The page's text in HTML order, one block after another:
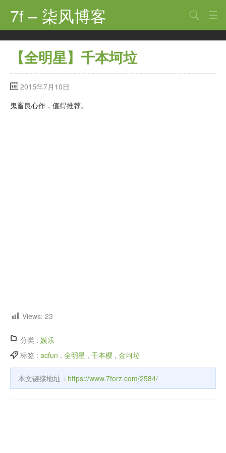
7f – 柒风博客
首页
软件·技术
手机·数码
科技·探索
搜索
【全明星】千本坷垃
2015年7月10日
鬼畜良心作，值得推荐。
Views: 23
分类 : 娱乐
标签 : acfun , 全明星 , 千本樱 , 金坷垃
本文链接地址： https://www.7forz.com/2584/